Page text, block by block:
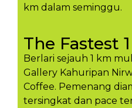
km dalam seminggu.​
The Fastest
Berlari sejauh 1 km
Gallery Kahuripan
Coffee. Pemenang
tersingkat dan pace